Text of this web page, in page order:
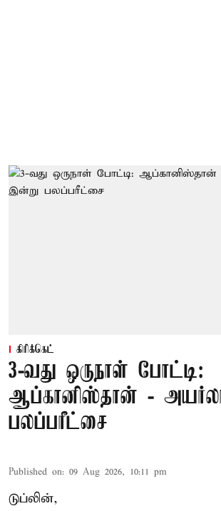
கிரிக்கெட்
3-வது ஒருநாள் போட்டி:
ஆப்கானிஸ்தான் -
பலப்பரீட்சை
Published on: 09 Aug 2026, 10:11 pm
டுப்லின்,